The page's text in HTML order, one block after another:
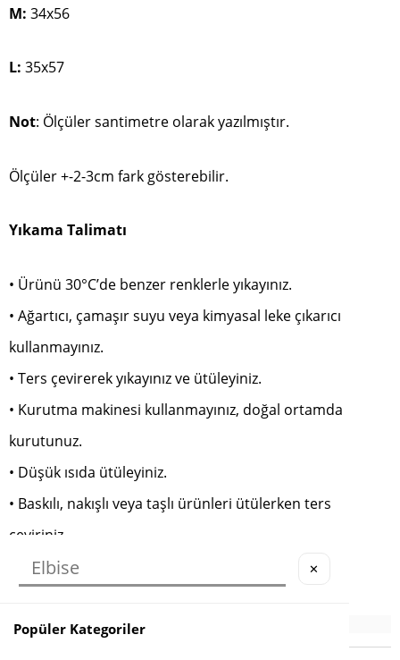
M: 34x56
L: 35x57
Not: Ölçüler santimetre olarak yazılmıştır.
Ölçüler +-2-3cm fark gösterebilir.
Yıkama Talimatı
• Ürünü 30°C’de benzer renklerle yıkayınız.
• Ağartıcı, çamaşır suyu veya kimyasal leke çıkarıcı
kullanmayınız.
• Ters çevirerek yıkayınız ve ütüleyiniz.
• Kurutma makinesi kullanmayınız, doğal ortamda
kurutunuz.
• Düşük ısıda ütüleyiniz.
• Baskılı, nakışlı veya taşlı ürünleri ütülerken ters
çeviriniz.
✕
Popüler Kategoriler